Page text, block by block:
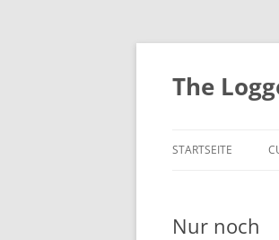
Zum
springen
The
STARTSEITE
Nur noch